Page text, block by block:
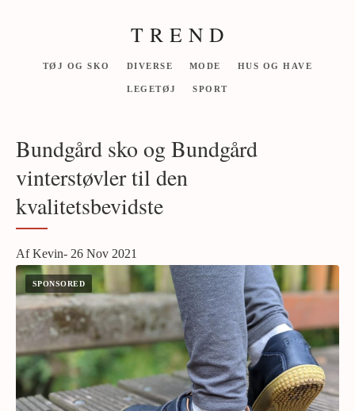
T R E N D
TØJ OG SKO DIVERSE MODE HUS OG HAVE
LEGETØJ SPORT
Bundgård sko og Bundgård
vinterstøvler til den
kvalitetsbevidste
Af Kevin- 26 Nov 2021